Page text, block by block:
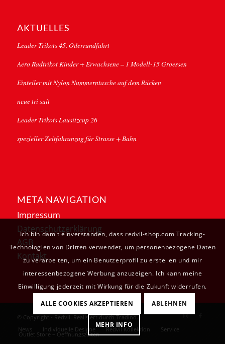
AKTUELLES
Leader Trikots 45. Oderrundfahrt
Aero Radtrikot Kinder + Erwachsene – 1 Modell-15 Groessen
Einteiler mit Nylon Nummerntasche auf dem Rücken
neue tri suit
Leader Trikots Lausitzcup 26
spezieller Zeitfahranzug für Strasse + Bahn
META NAVIGATION
Impressum
Datenschutzerklärung
AGB
Kontakt
© Copyright - Redvil. Realisiert durchTradino.
News
Individuelle Designe Redvil Kollektion Service
Outlet Store – Oeffnungszeiten
Ich bin damit einverstanden, dass redvil-shop.com Tracking-
Technologien von Dritten verwendet, um personenbezogene Daten
zu verarbeiten, um ein Benutzerprofil zu erstellen und mir
interessenbezogene Werbung anzuzeigen. Ich kann meine
Einwilligung jederzeit mit Wirkung für die Zukunft widerrufen.
ALLE COOKIES AKZEPTIEREN ABLEHNEN
MEHR INFO